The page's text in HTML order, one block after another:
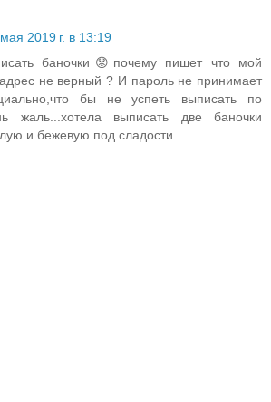
2019 г. в 13:19
баночки😟почему пишет что мой
не верный ? И пароль не принимает
бы не успеть выписать по
жаль...хотела выписать две баночки
и бежевую под сладости